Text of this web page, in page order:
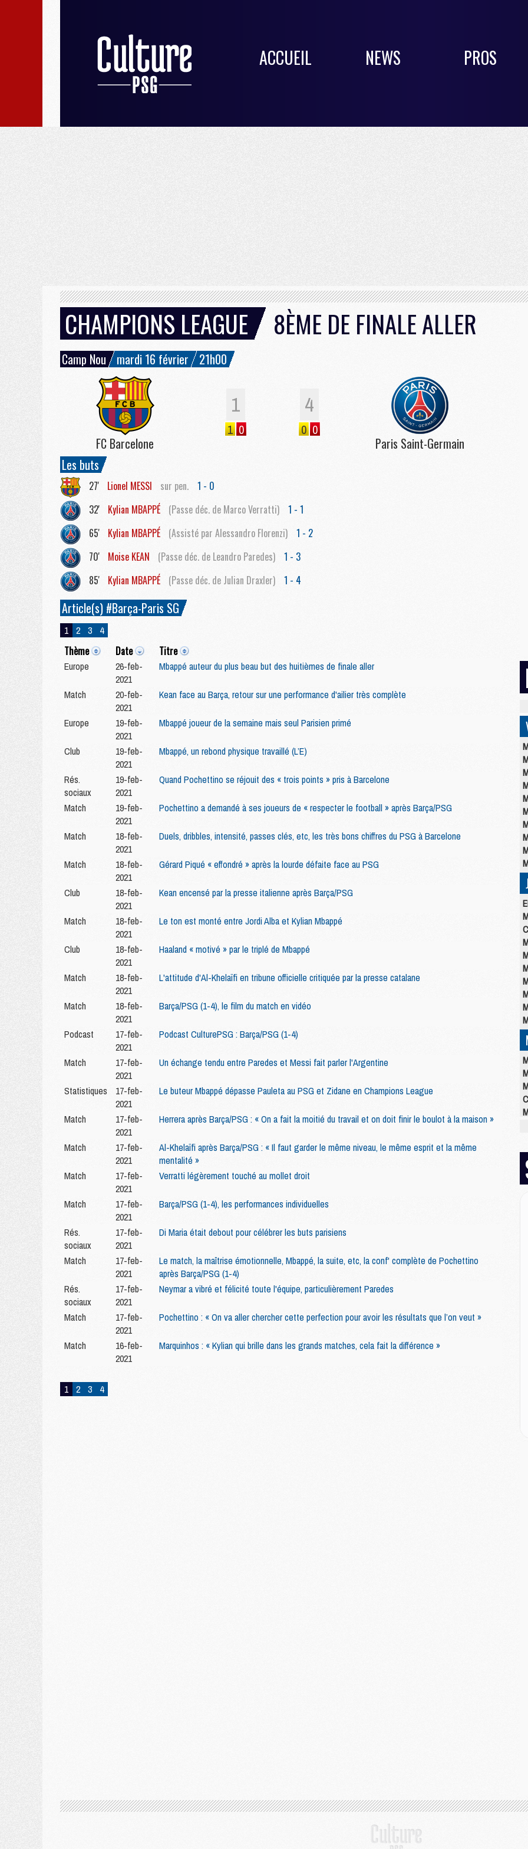
ACCUEIL NEWS PROS
CHAMPIONS LEAGUE 8ÈME DE FINALE ALLER
Camp Nou mardi 16 février 21h00
FC Barcelone
1 4
1 0 0 0
Paris Saint-Germain
Les buts
27' Lionel MESSI sur pen.
1 - 0
32'
Kylian MBAPPÉ (Passe déc. de Marco Verratti)
1 - 1
65'
Kylian MBAPPÉ (Assisté par Alessandro Florenzi)
1 - 2
70'
Moise KEAN (Passe déc. de Leandro Paredes)
1 - 3
85'
Kylian MBAPPÉ (Passe déc. de Julian Draxler) 1 - 4
Article(s) #Barça-Paris SG
1 2 3 4
Thème Date Titre
Europe
26-feb-
2021
Mbappé auteur du plus beau but des huitièmes de finale aller
Match
20-feb-
2021
Kean face au Barça, retour sur une performance d'ailier très complète
Europe
19-feb-
2021
Mbappé joueur de la semaine mais seul Parisien primé
Club
19-feb-
2021
Mbappé, un rebond physique travaillé (L’E)
Rés.
sociaux
19-feb-
2021
Quand Pochettino se réjouit des « trois points » pris à Barcelone
Match
19-feb-
2021
Pochettino a demandé à ses joueurs de « respecter le football » après Barça/PSG
Match
18-feb-
2021
Duels, dribbles, intensité, passes clés, etc, les très bons chiffres du PSG à Barcelone
Match
18-feb-
2021
Gérard Piqué « effondré » après la lourde défaite face au PSG
Club
18-feb-
2021
Kean encensé par la presse italienne après Barça/PSG
Match
18-feb-
2021
Le ton est monté entre Jordi Alba et Kylian Mbappé
Club
18-feb-
2021
Haaland « motivé » par le triplé de Mbappé
Match
18-feb-
2021
L'attitude d'Al-Khelaïfi en tribune officielle critiquée par la presse catalane
Match
18-feb-
2021
Barça/PSG (1-4), le film du match en vidéo
Podcast
17-feb-
2021
Podcast CulturePSG : Barça/PSG (1-4)
Match
17-feb-
2021
Un échange tendu entre Paredes et Messi fait parler l'Argentine
Statistiques
17-feb-
2021
Le buteur Mbappé dépasse Pauleta au PSG et Zidane en Champions League
Match
17-feb-
2021
Herrera après Barça/PSG : « On a fait la moitié du travail et on doit finir le boulot à la maison »
Match
17-feb-
2021
Al-Khelaïfi après Barça/PSG : « Il faut garder le même niveau, le même esprit et la même
mentalité »
Match
17-feb-
2021
Verratti légèrement touché au mollet droit
Match
17-feb-
2021
Barça/PSG (1-4), les performances individuelles
Rés.
sociaux
17-feb-
2021
Di Maria était debout pour célébrer les buts parisiens
Match
17-feb-
2021
Le match, la maîtrise émotionnelle, Mbappé, la suite, etc, la conf' complète de Pochettino
après Barça/PSG (1-4)
Rés.
sociaux
17-feb-
2021
Neymar a vibré et félicité toute l'équipe, particulièrement Paredes
Match
17-feb-
2021
Pochettino : « On va aller chercher cette perfection pour avoir les résultats que l’on veut »
Match
16-feb-
2021
Marquinhos : « Kylian qui brille dans les grands matches, cela fait la différence »
1 2 3 4